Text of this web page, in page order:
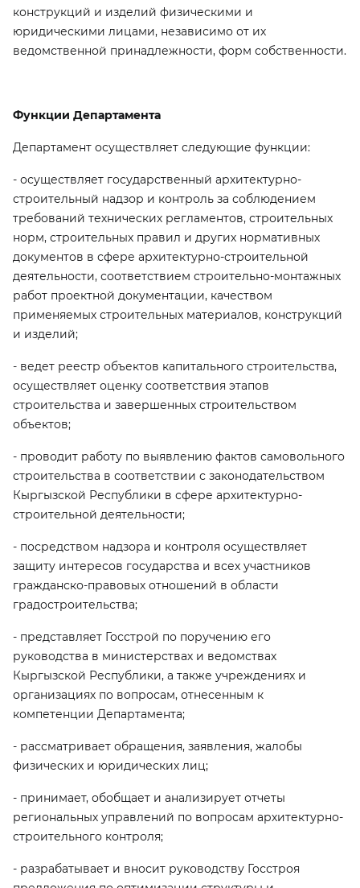
конструкций и изделий физическими и
юридическими лицами, независимо от их
ведомственной принадлежности, форм собственности.
Функции Департамента
Департамент осуществляет следующие функции:
- осуществляет государственный архитектурно-
строительный надзор и контроль за соблюдением
требований технических регламентов, строительных
норм, строительных правил и других нормативных
документов в сфере архитектурно-строительной
деятельности, соответствием строительно-монтажных
работ проектной документации, качеством
применяемых строительных материалов, конструкций
и изделий;
- ведет реестр объектов капитального строительства,
осуществляет оценку соответствия этапов
строительства и завершенных строительством
объектов;
- проводит работу по выявлению фактов самовольного
строительства в соответствии с законодательством
Кыргызской Республики в сфере архитектурно-
строительной деятельности;
- посредством надзора и контроля осуществляет
защиту интересов государства и всех участников
гражданско-правовых отношений в области
градостроительства;
- представляет Госстрой по поручению его
руководства в министерствах и ведомствах
Кыргызской Республики, а также учреждениях и
организациях по вопросам, отнесенным к
компетенции Департамента;
- рассматривает обращения, заявления, жалобы
физических и юридических лиц;
- принимает, обобщает и анализирует отчеты
региональных управлений по вопросам архитектурно-
строительного контроля;
- разрабатывает и вносит руководству Госстроя